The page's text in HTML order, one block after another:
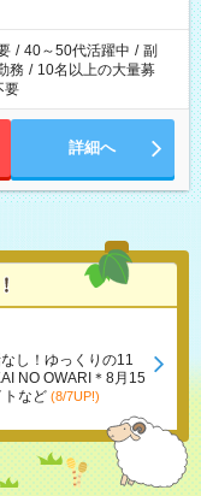
/ 40～50代活躍中 / 副
務 / 10名以上の大量募
要
詳細へ
し！ゆっくりの11
NO OWARI＊8月15
トなど (8/7UP!)